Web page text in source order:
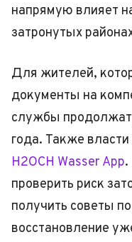
напрямую влияет
затронутых
Для жителей,
документы на
службы продолжат
года. Также
H2OCH Wasser App
проверить риск
получить советы
восстановление